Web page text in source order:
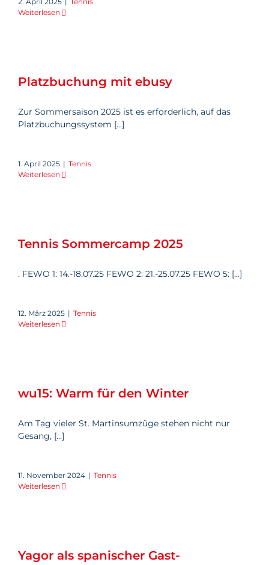
Weiterlesen
Platzbuchung mit ebusy
Zur Sommersaison 2025 ist es erforderlich, auf das
Platzbuchungssystem [...]
1. April 2025 | Tennis
Weiterlesen
Tennis Sommercamp 2025
. FEWO 1: 14.-18.07.25 FEWO 2: 21.-25.07.25 FEWO 5: [...]
12. März 2025 | Tennis
Weiterlesen
wu15: Warm für den Winter
Am Tag vieler St. Martinsumzüge stehen nicht nur
Gesang, [...]
11. November 2024 | Tennis
Weiterlesen
Yagor als spanischer Gast-